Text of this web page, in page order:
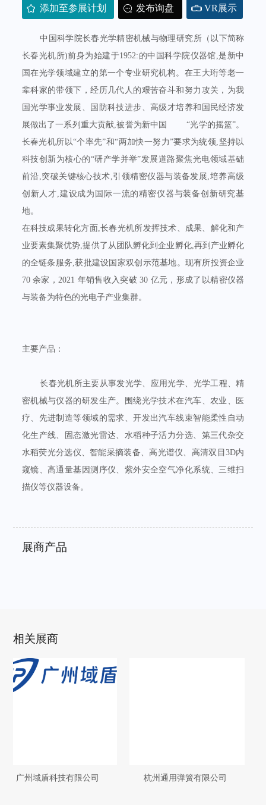
添加至参展计划 发布询盘 VR展示
中国科学院长春光学精密机械与物理研究所（以下简称
长春光机所)前身为始建于1952:的中国科学院仪器馆,是新中
国在光学领域建立的第一个专业研究机构。在王大珩等老一
辈科家的带领下，经历几代人的艰苦奋斗和努力攻关，为我
国光学事业发展、国防科技进步、高级才培养和国民经济发
展做出了一系列重大贡献,被誉为新中国 “光学的摇篮”。
长春光机所以“个率先”和“两加快一努力”要求为统领,坚持以
科技创新为核心的“研产学并举”发展道路聚焦光电领域基础
前沿,突破关键核心技术,引领精密仪器与装备发展,培养高级
创新人才,建设成为国际一流的精密仪器与装备创新研究基
地。
在科技成果转化方面,长春光机所发挥技术、成果、解化和产
业要素集聚优势,提供了从团队孵化到企业孵化,再到产业孵化
的全链条服务,获批建设国家双创示范基地。现有所投资企业
70 余家，2021 年销售收入突破 30 亿元，形成了以精密仪器
与装备为特色的光电子产业集群。
主要产品：
长春光机所主要从事发光学、应用光学、光学工程、精
密机械与仪器的研发生产。围绕光学技术在汽车、农业、医
疗、先进制造等领域的需求、开发出汽车线束智能柔性自动
化生产线、固态激光雷达、水稻种子活力分选、第三代杂交
水稻荧光分选仪、智能采摘装备、高光谱仪、高清双目3D内
窥镜、高通量基因测序仪、紫外安全空气净化系统、三维扫
描仪等仪器设备。
展商产品
相关展商
杭州通用弹簧有限公司
四川观想科技股份有限